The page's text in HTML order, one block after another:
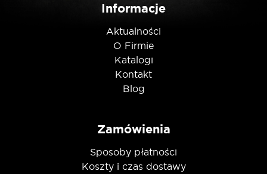
Informacje
Aktualności
O Firmie
Katalogi
Kontakt
Blog
Zamówienia
Sposoby płatności
Koszty i czas dostawy